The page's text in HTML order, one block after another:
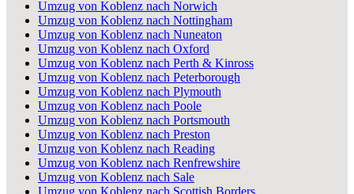
Umzug von Koblenz nach Norwich
Umzug von Koblenz nach Nottingham
Umzug von Koblenz nach Nuneaton
Umzug von Koblenz nach Oxford
Umzug von Koblenz nach Perth & Kinross
Umzug von Koblenz nach Peterborough
Umzug von Koblenz nach Plymouth
Umzug von Koblenz nach Poole
Umzug von Koblenz nach Portsmouth
Umzug von Koblenz nach Preston
Umzug von Koblenz nach Reading
Umzug von Koblenz nach Renfrewshire
Umzug von Koblenz nach Sale
Umzug von Koblenz nach Scottish Borders